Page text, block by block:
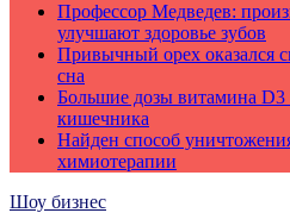
Профессор Медведев:
улучшают здоровье зубов
Привычный орех оказался
сна
Большие дозы витамина
кишечника
Найден способ
химиотерапии
Шоу бизнес